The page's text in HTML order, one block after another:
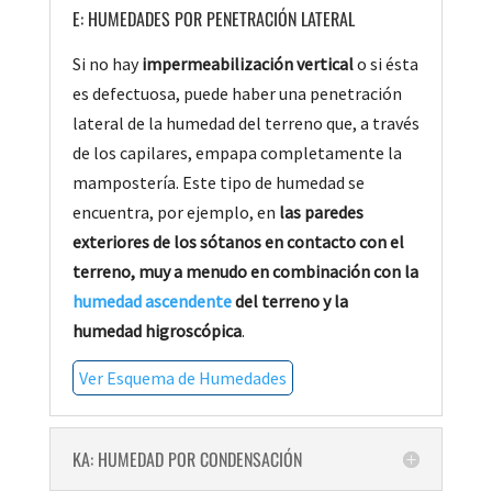
E: HUMEDADES POR PENETRACIÓN LATERAL
Si no hayimpermeabilización verticalo si ésta
es defectuosa, puede haber una penetración
lateral de la humedad del terreno que, a través
de los capilares, empapa completamente la
mampostería. Este tipo de humedad se
encuentra, por ejemplo, en las paredes
exteriores de los sótanos en contacto con el
terreno, muy a menudo en combinación con la
humedad ascendentedel terreno y la
humedad higroscópica.
Ver Esquema de Humedades
KA: HUMEDAD POR CONDENSACIÓN